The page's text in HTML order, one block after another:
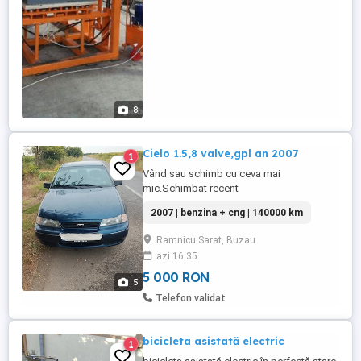
8
5
1 Cielo 1.5,8 valve,gpl an 2007
Vând sau schimb cu ceva mai
mic.Schimbat recent
motor,cauciucuri,becuri
fata.proprietar.Fara rugina,mașina este
fara reproș.Are 140000 km
2007 | benzina + cng | 140000 km
Ramnicu Sarat, Buzau
azi 16:35
5 000 RON
Telefon validat
1 bicicleta asistată electric